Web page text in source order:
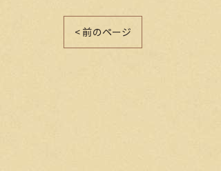
< 前のページ